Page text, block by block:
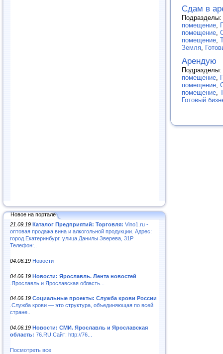
Новое на портале
21.09.19 Каталог Предприятий: Торговля: Vino1.ru -
оптовая продажа вина и алкогольной продукции. Адрес:
город Екатеринбург, улица Данилы Зверева, 31Р
Телефон:..
04.06.19 Новости
04.06.19 Новости: Ярославль. Лента новостей
.Ярославль и Ярославская область...
04.06.19 Социальные проекты: Служба крови России
.Служба крови — это структура, объединяющая по всей
стране..
04.06.19 Новости: СМИ. Ярославль и Ярославская
область: 76.RU.Сайт: http://76...
Посмотреть все
Сдам в
Подразделы:
помещение,
помещение,
помещение,
Земля,
Арендую
Подразделы:
помещение,
помещение,
помещение,
Готовый